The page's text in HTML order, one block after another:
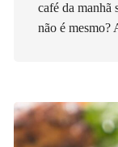
café da manhã
não é